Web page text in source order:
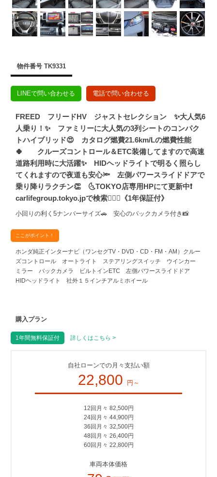
物件番号 TK9331
LINEで問い合わせる 電話で問い合わせる
FREED フリードHV ジャストセレクション ✨大人気6
人乗り！✨ ファミリーに大人気の3列シートのコンパク
トハイブリッド😍 カタログ燃費21.6km/Lの燃費性能
🍀 クルーズコントロール＆ETC装備してますので高速
道路利用時に大活躍✨ HIDヘッドライトで明るく照らし
てくれますので夜道も安心🔦 左側パワースライドドアで
乗り降りラクチン👏 🌜TOKYO店専用HPにて更新中❗
carlifegroup.tokyo.jpで検索🕵️‍♂️🌛《1年保証付》
小回りの利く5ナンバーサイズ🚗 安心のバックカメラ付き📸
ここがポイント！
ホンダ純正インターナビ（ワンセグTV・DVD・CD・FM・AM）クルー
ズコントロール オートライト ステアリングスイッチ ウインカー
ミラー バックカメラ ビルトインETC 左側パワースライドドア
HIDヘッドライト 社外１５インチアルミホイール
購入プラン
1年間無料保証付 詳しくはこちら >
自社ローンでの月々支払い額
22,800 円～
12回月々 82,500円
24回月々 44,900円
36回月々 32,500円
48回月々 26,400円
60回月々 22,800円
車両本体価格